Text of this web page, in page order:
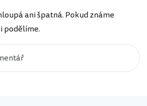
ani špatná. Pokud známe
podělíme.